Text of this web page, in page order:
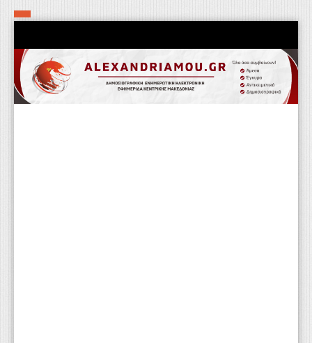
Αρχική
Τα εν δήμω εν οίκω
Πολιτιστικά-Εκκλησιαστικά